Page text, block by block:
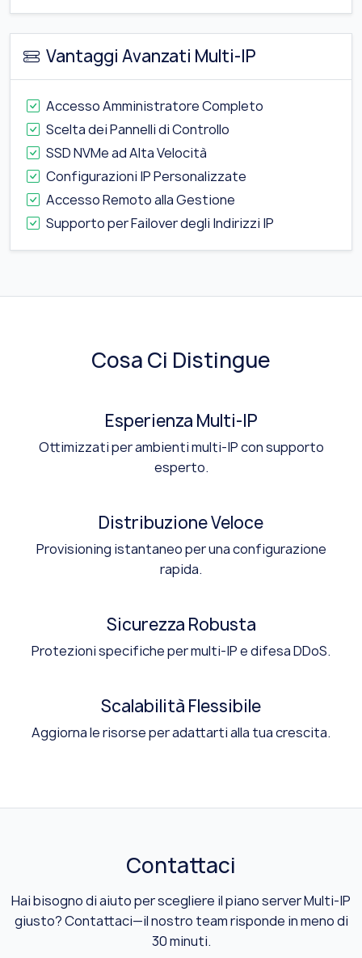
Vantaggi Avanzati Multi-IP
Accesso Amministratore Completo
Scelta dei Pannelli di Controllo
SSD NVMe ad Alta Velocità
Configurazioni IP Personalizzate
Accesso Remoto alla Gestione
Supporto per Failover degli Indirizzi IP
Cosa Ci Distingue
Esperienza Multi-IP
Ottimizzati per ambienti multi-IP con supporto
esperto.
Distribuzione Veloce
Provisioning istantaneo per una configurazione
rapida.
Sicurezza Robusta
Protezioni specifiche per multi-IP e difesa DDoS.
Scalabilità Flessibile
Aggiorna le risorse per adattarti alla tua crescita.
Contattaci
Hai bisogno di aiuto per scegliere il piano server Multi-IP
giusto? Contattaci—il nostro team risponde in meno di
30 minuti.